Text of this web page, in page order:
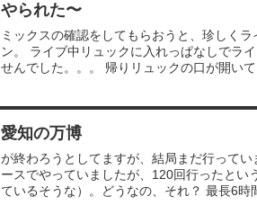
やられた〜
ミックスの確認をしてもらおうと、珍しく
ン。 ライブ中リュックに入れっぱなしでラ
せんでした。。。 帰りリュックの口が開い
愛知の万博
が終わろうとしてますが、結局まだ行って
ースでやっていましたが、120回行ったと
ているそうな）。どうなの、それ？ 最長6時